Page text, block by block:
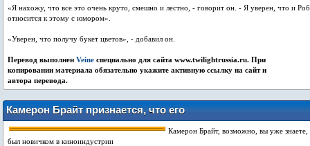
«Я нахожу, что все это очень круто, смешно и лестно, - говорит он. - Я уверен, что и Роб
относится к этому с юмором».
«Уверен, что получу букет цветов», - добавил он.
Перевод выполнен Veine специально для сайта www.twilightrussia.ru. При
копировании материала обязательно укажите активную ссылку на сайт и
автора перевода.
Камерон Брайт признается, что его
жизнь изменилась с тех пор, как он стал
Сумеречной звездой
Камерон Брайт, возможно, вы уже знаете,
был новичком в киноиндустрии